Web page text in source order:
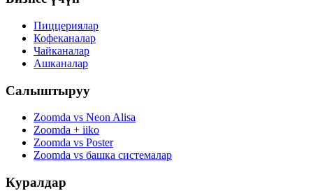
Пиццериялар
Кофеканалар
Чайканалар
Ашканалар
Салыштыруу
Zoomda vs Neon Alisa
Zoomda + iiko
Zoomda vs Poster
Zoomda vs башка системалар
Куралдар